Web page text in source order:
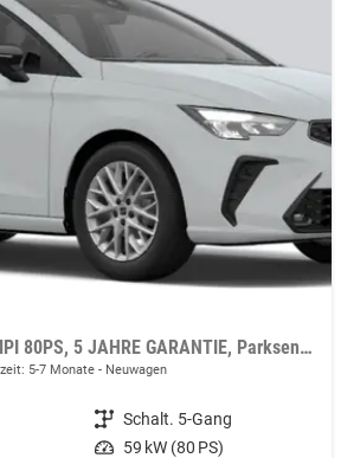
Reference 1.0 MPI 80PS, 5 JAHRE GARANTIE, Parksensoren hinten, Radio 8,25"/Bluetooth, LED-Scheinwerfer, LED-Rückleuchten, Zentralverriegelung mit Fernbedienung
5-7 Monate Neuwagen
Getriebe Schalt. 5-Gang
Leistung 59 kW (80 PS)